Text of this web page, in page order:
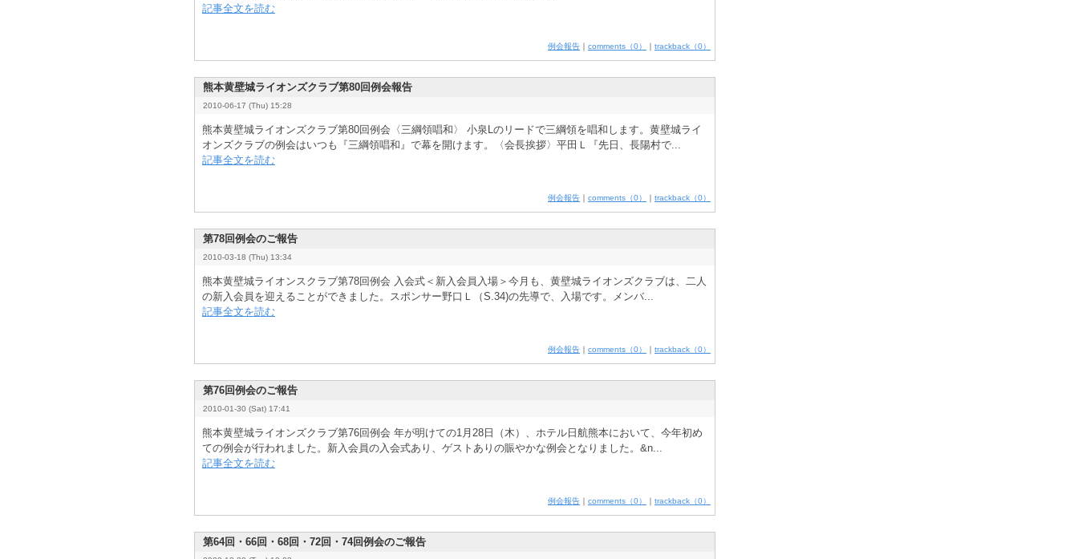
記事全文を読む
例会報告 ｜ comments（0） ｜ trackback（0）
熊本黄壁城ライオンズクラブ第80回例会報告
2010-06-17 (Thu) 15:28
熊本黄壁城ライオンズクラブ第80回例会〈三綱領唱和〉 小泉Lのリードで三綱領を唱和します。黄壁城ライ
オンズクラブの例会はいつも『三綱領唱和』で幕を開けます。〈会長挨拶〉平田Ｌ『先日、長陽村で...
記事全文を読む
例会報告 ｜ comments（0） ｜ trackback（0）
第78回例会のご報告
2010-03-18 (Thu) 13:34
熊本黄壁城ライオンスクラブ第78回例会 入会式＜新入会員入場＞今月も、黄壁城ライオンズクラブは、二人
の新入会員を迎えることができました。スポンサー野口Ｌ（S.34)の先導で、入場です。メンバ...
記事全文を読む
例会報告 ｜ comments（0） ｜ trackback（0）
第76回例会のご報告
2010-01-30 (Sat) 17:41
熊本黄壁城ライオンズクラブ第76回例会 年が明けての1月28日（木）、ホテル日航熊本において、今年初め
ての例会が行われました。新入会員の入会式あり、ゲストありの賑やかな例会となりました。&n...
記事全文を読む
例会報告 ｜ comments（0） ｜ trackback（0）
第64回・66回・68回・72回・74回例会のご報告